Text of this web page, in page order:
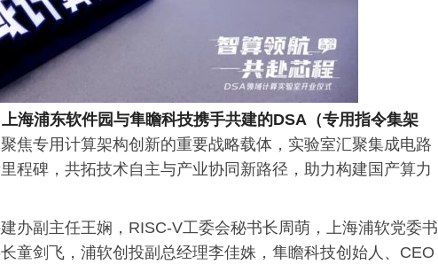
海浦东软件园与隼瞻科技携手共建的DSA（专用指令集架
焦专用计算架构创新的重要战略载体，实验室汇聚集成电路
程碑，共拓技术自主与产业协同新路径，助力构建国产算力
办副主任王娴，RISC-V工委会秘书长周萌，上海浦软党委书
童剑飞，浦软创投副总经理李佳姝，隼瞻科技创始人、CEO